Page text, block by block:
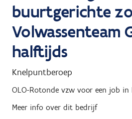
buurtgerichte
Volwassenteam
halftijds
Knelpuntberoep
OLO-Rotonde vzw voor een job in
Meer info over dit bedrijf